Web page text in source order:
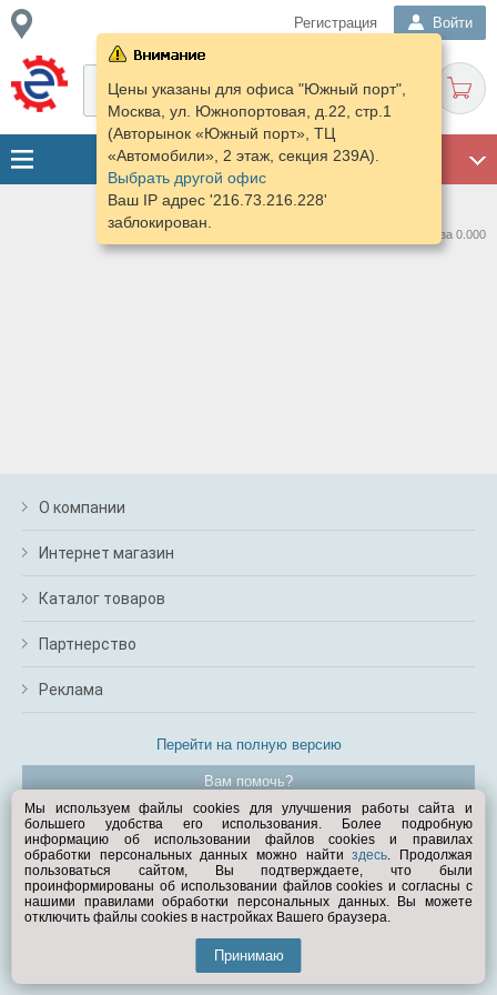
Регистрация Войти
Цены указаны для офиса "Южный порт",
Москва, ул. Южнопортовая, д.22, стр.1
(Авторынок «Южный порт», ТЦ
«Автомобили», 2 этаж, секция 239А).
Выбрать другой офис
Ваш IP адрес '216.73.216.228'
заблокирован.
Нашлось предложений: 0 за 0.000
О компании
Интернет магазин
Каталог товаров
Партнерство
Реклама
Перейти на полную версию
Вам помочь?
© Exist.ru 1998—2026
Мы используем файлы cookies для улучшения работы сайта и
большего удобства его использования. Более подробную
информацию об использовании файлов cookies и правилах
обработки персональных данных можно найтиздесь. Продолжая
пользоваться сайтом, Вы подтверждаете, что были
проинформированы об использовании файлов cookies и согласны с
нашими правилами обработки персональных данных. Вы можете
отключить файлы cookies в настройках Вашего браузера.
Принимаю